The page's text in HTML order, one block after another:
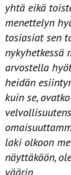
yhtä eikä
menettelyn
tosiasiat sen
nykyhetkessä
arvostella
heidän
kuin se,
laki olkoon
näyttäköön,
väärin.